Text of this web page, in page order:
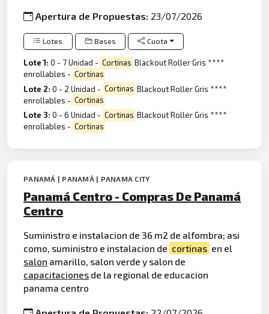
Apertura de Propuestas: 23/07/2026
Lotes Bases Cuota
Lote 1:0 - 7 Unidad - Cortinas Blackout Roller Gris ****
enrollables - Cortinas
Lote 2:0 - 2 Unidad - Cortinas Blackout Roller Gris ****
enrollables - Cortinas
Lote 3:0 - 6 Unidad - Cortinas Blackout Roller Gris ****
enrollables - Cortinas
PANAMÁ | PANAMÁ | PANAMA CITY
Panamá Centro - Compras De Panamá
Centro
Suministro e instalacion de 36 m2 de alfombra; asi
como, suministro e instalacion de cortinas en el
salon amarillo, salon verde y salon de
capacitaciones de la regional de educacion
panama centro